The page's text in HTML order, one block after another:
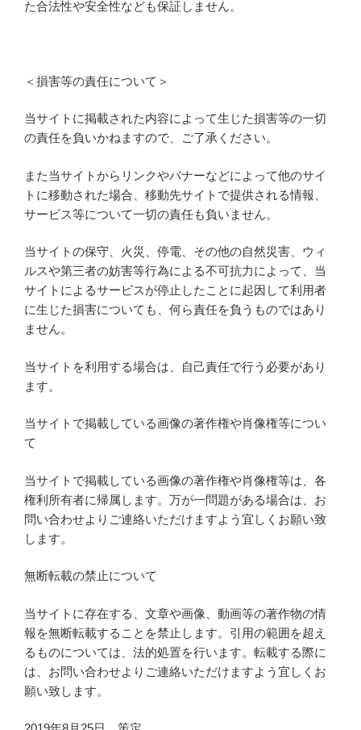
た合法性や安全性なども保証しません。
＜損害等の責任について＞
当サイトに掲載された内容によって生じた損害等の一切
の責任を負いかねますので、ご了承ください。
また当サイトからリンクやバナーなどによって他のサイ
トに移動された場合、移動先サイトで提供される情報、
サービス等について一切の責任も負いません。
当サイトの保守、火災、停電、その他の自然災害、ウィ
ルスや第三者の妨害等行為による不可抗力によって、当
サイトによるサービスが停止したことに起因して利用者
に生じた損害についても、何ら責任を負うものではあり
ません。
当サイトを利用する場合は、自己責任で行う必要があり
ます。
当サイトで掲載している画像の著作権や肖像権等につい
て
当サイトで掲載している画像の著作権や肖像権等は、各
権利所有者に帰属します。万が一問題がある場合は、お
問い合わせよりご連絡いただけますよう宜しくお願い致
します。
無断転載の禁止について
当サイトに存在する、文章や画像、動画等の著作物の情
報を無断転載することを禁止します。引用の範囲を超え
るものについては、法的処置を行います。転載する際に
は、お問い合わせよりご連絡いただけますよう宜しくお
願い致します。